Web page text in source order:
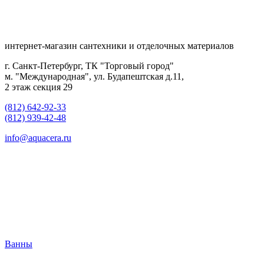
интернет-магазин сантехники и отделочных материалов
г. Санкт-Петербург, ТК "Торговый город"
м. "Международная", ул. Будапештская д.11,
2 этаж секция 29
(812) 642-92-33
(812) 939-42-48
info@aquacera.ru
Ванны